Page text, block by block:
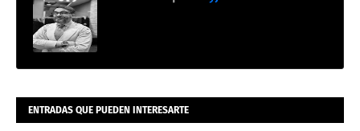
ENTRADAS QUE PUEDEN INTERESARTE